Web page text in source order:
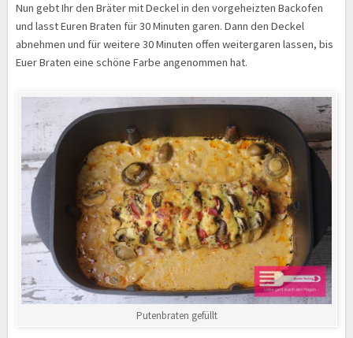
Nun gebt Ihr den Bräter mit Deckel in den vorgeheizten Backofen
und lasst Euren Braten für 30 Minuten garen. Dann den Deckel
abnehmen und für weitere 30 Minuten offen weitergaren lassen, bis
Euer Braten eine schöne Farbe angenommen hat.
Putenbraten gefüllt